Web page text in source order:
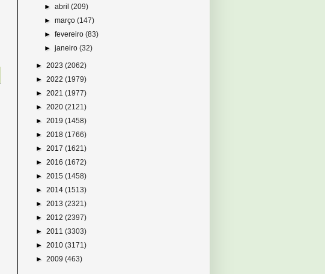
►abril(209)
►março(147)
►fevereiro(83)
►janeiro(32)
► 2023 (2062)
► 2022 (1979)
► 2021 (1977)
► 2020 (2121)
► 2019 (1458)
► 2018 (1766)
► 2017 (1621)
► 2016 (1672)
► 2015 (1458)
► 2014 (1513)
► 2013 (2321)
► 2012 (2397)
► 2011 (3303)
► 2010 (3171)
► 2009 (463)